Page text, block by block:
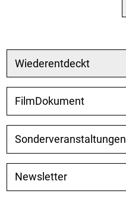
Wiederentdeckt
FilmDokument
Sonderveranstaltungen
Newsletter